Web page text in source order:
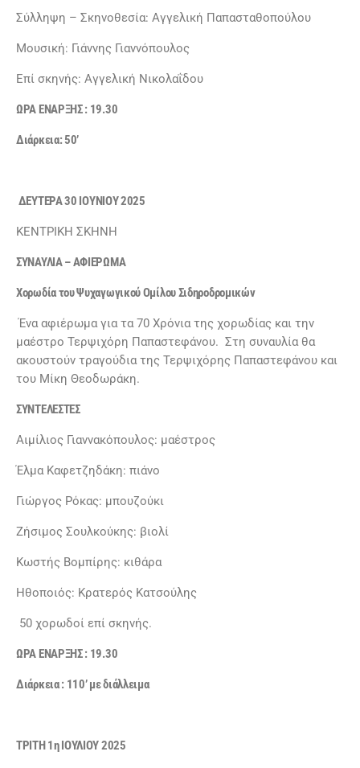
Σύλληψη – Σκηνοθεσία: Αγγελική Παπασταθοπούλου
Μουσική: Γιάννης Γιαννόπουλος
Επί σκηνής: Αγγελική Νικολαΐδου
ΩΡΑ ΕΝΑΡΞΗΣ : 19.30
Διάρκεια: 50’
ΔΕΥΤΕΡΑ 30 ΙΟΥΝΙΟΥ 2025
ΚΕΝΤΡΙΚΗ ΣΚΗΝΗ
ΣΥΝΑΥΛΙΑ – ΑΦΙΕΡΩΜΑ
Χορωδία του Ψυχαγωγικού Ομίλου Σιδηροδρομικών
Ένα αφιέρωμα για τα 70 Χρόνια της χορωδίας και την
μαέστρο Τερψιχόρη Παπαστεφάνου. Στη συναυλία θα
ακουστούν τραγούδια της Τερψιχόρης Παπαστεφάνου και
του Μίκη Θεοδωράκη.
ΣΥΝΤΕΛΕΣΤΕΣ
Αιμίλιος Γιαννακόπουλος: μαέστρος
Έλμα Καφετζηδάκη: πιάνο
Γιώργος Ρόκας: μπουζούκι
Ζήσιμος Σουλκούκης: βιολί
Κωστής Βομπίρης: κιθάρα
Ηθοποιός: Κρατερός Κατσούλης
50 χορωδοί επί σκηνής.
ΩΡΑ ΕΝΑΡΞΗΣ : 19.30
Διάρκεια : 110’ με διάλλειμα
ΤΡΙΤΗ 1η ΙΟΥΛΙΟΥ 2025